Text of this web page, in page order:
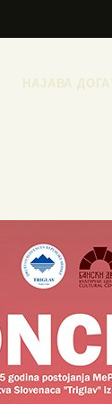
НАЈАВА